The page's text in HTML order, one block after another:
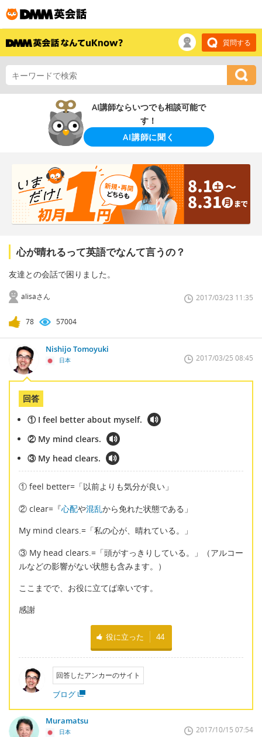
質問する
AI講師ならいつでも相談可能で
す！
AI講師に聞く
心が晴れるって英語でなんて言うの？
友達との会話で困りました。
alisaさん 2017/03/23 11:35
78 57004
Nishijo Tomoyuki
日本 2017/03/25 08:45
回答
① I feel better about myself.
② My mind clears.
③ My head clears.
① feel better=「以前よりも気分が良い」
② clear=『心配や混乱から免れた状態である」
My mind clears.=「私の心が、晴れている。」
③ My head clears.=「頭がすっきりしている。」（アルコー
ルなどの影響がない状態も含みます。）
ここまでで、お役に立てば幸いです。
感謝
役に立った 44
回答したアンカーのサイト
ブログ
Muramatsu
日本 2017/10/15 07:54